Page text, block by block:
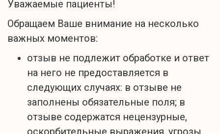
Уважаемые пациенты!
Обращаем Ваше внимание на несколько
важных моментов:
отзыв не подлежит обработке и ответ
на него не предоставляется в
следующих случаях: в отзыве не
заполнены обязательные поля; в
отзыве содержатся нецензурные,
оскорбительные выражения, угрозы